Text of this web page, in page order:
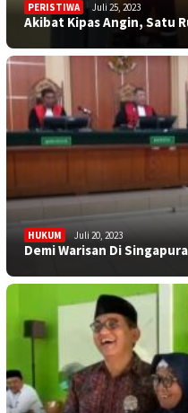
PERISTIWA Juli 25, 2023
Akibat Kipas Angin, Satu
HUKUM Juli 20, 2023
Demi Warisan Di